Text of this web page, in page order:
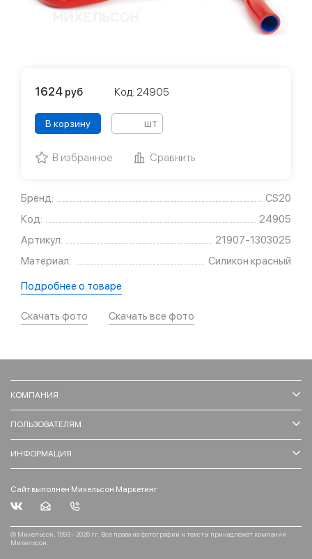
Бренд:
CS20
Код:
24905
Артикул:
21907-1303025
Материал:
Силикон красный
Подробнее о товаре
Скачать фото Скачать все фото
1624 руб Код: 24905
В корзину шт
В избранное Сравнить
КОМПАНИЯ
ПОЛЬЗОВАТЕЛЯМ
ИНФОРМАЦИЯ
Сайт выполнен Михельсон Маркетинг
© Михельсон, 1993 - 2026 гг. Все права на фотографии и тексты принадлежат компании
Михельсон.